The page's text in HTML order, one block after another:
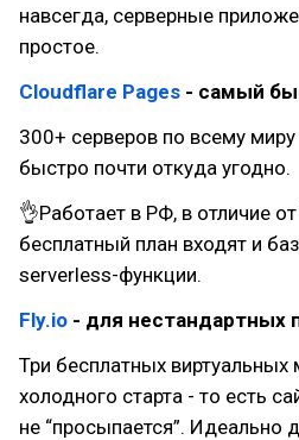
навсегда, серверные
простое.
Cloudflare Pages - самый
300+ серверов по всему миру
быстро почти откуда угодно.
👌Работает в РФ, в отличие
бесплатный план входят и
serverless-функции.
Fly.io - для нестандартных
Три бесплатных
холодного старта - то есть
не “просыпается”. Идеально